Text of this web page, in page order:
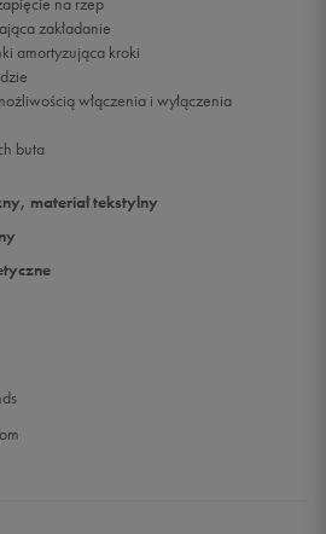
zakładanie
amortyzująca kroki
włączenia i wyłączenia
buta
materiał tekstylny